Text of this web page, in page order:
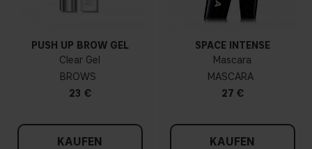
PUSH UP BROW GEL
Clear Gel
BROWS
23 €
KAUFEN
SPACE INTENSE
Mascara
MASCARA
27 €
KAUFEN